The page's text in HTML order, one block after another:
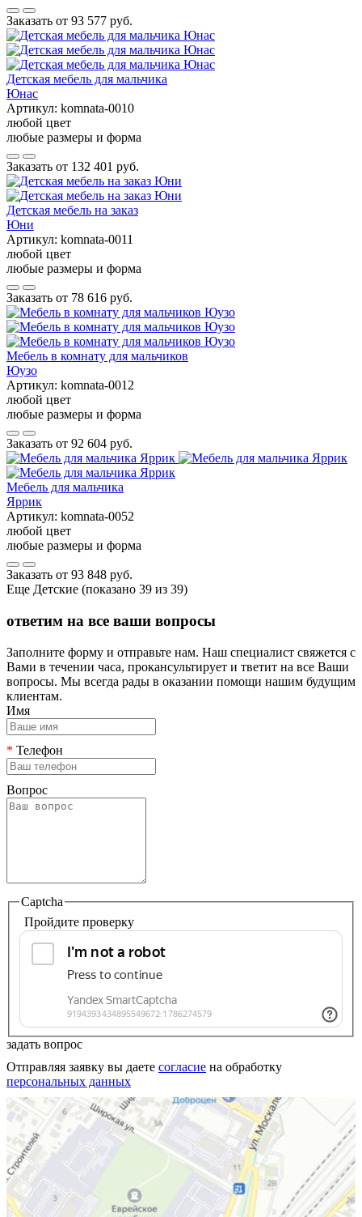
Заказать от 93 577 руб.
Детская мебель для мальчика
Юнас
Артикул: komnata-0010
любой цвет
любые размеры и форма
Заказать от 132 401 руб.
Детская мебель на заказ
Юни
Артикул: komnata-0011
любой цвет
любые размеры и форма
Заказать от 78 616 руб.
Мебель в комнату для мальчиков
Юузо
Артикул: komnata-0012
любой цвет
любые размеры и форма
Заказать от 92 604 руб.
Мебель для мальчика
Яррик
Артикул: komnata-0052
любой цвет
любые размеры и форма
Заказать от 93 848 руб.
Еще Детские (показано 39 из 39)
ответим на все ваши вопросы
Заполните форму и отправьте нам. Наш специалист свяжется с
Вами в течении часа, прокансультирует и тветит на все Ваши
вопросы. Мы всегда рады в оказании помощи нашим будущим
клиентам.
Имя
* Телефон
Вопрос
Captcha
Пройдите проверку
задать вопрос
Отправляя заявку вы даете согласие на обработку
персональных данных